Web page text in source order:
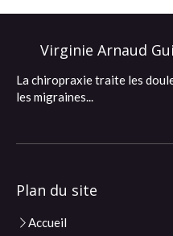
Virginie Arnaud
La chiropraxie traite les
les migraines...
Plan du site
Accueil